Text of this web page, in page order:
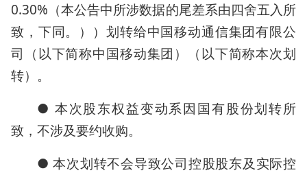
0.30%（本公告中所涉数据的尾差系由四舍五入所
致，下同。））划转给中国移动通信集团有限公
司（以下简称中国移动集团）（以下简称本次划
转）。
● 本次股东权益变动系因国有股份划转所
致，不涉及要约收购。
● 本次划转不会导致公司控股股东及实际控